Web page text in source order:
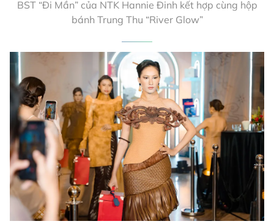
BST “Đi Mần” của NTK Hannie Đinh kết hợp cùng hộp
bánh Trung Thu “River Glow”